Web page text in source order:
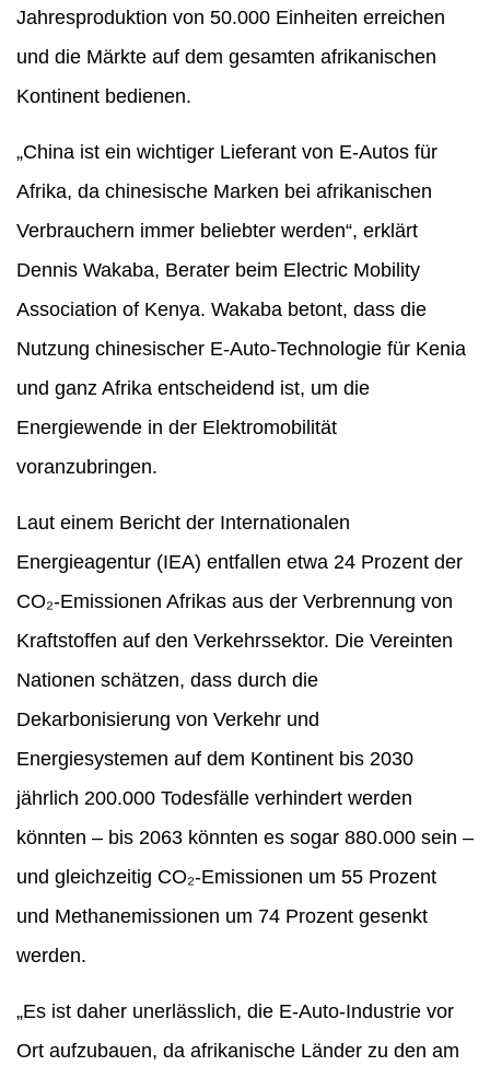
Jahresproduktion von 50.000 Einheiten erreichen
und die Märkte auf dem gesamten afrikanischen
Kontinent bedienen.
„China ist ein wichtiger Lieferant von E-Autos für
Afrika, da chinesische Marken bei afrikanischen
Verbrauchern immer beliebter werden“, erklärt
Dennis Wakaba, Berater beim Electric Mobility
Association of Kenya. Wakaba betont, dass die
Nutzung chinesischer E-Auto-Technologie für Kenia
und ganz Afrika entscheidend ist, um die
Energiewende in der Elektromobilität
voranzubringen.
Laut einem Bericht der Internationalen
Energieagentur (IEA) entfallen etwa 24 Prozent der
CO₂-Emissionen Afrikas aus der Verbrennung von
Kraftstoffen auf den Verkehrssektor. Die Vereinten
Nationen schätzen, dass durch die
Dekarbonisierung von Verkehr und
Energiesystemen auf dem Kontinent bis 2030
jährlich 200.000 Todesfälle verhindert werden
könnten – bis 2063 könnten es sogar 880.000 sein –
und gleichzeitig CO₂-Emissionen um 55 Prozent
und Methanemissionen um 74 Prozent gesenkt
werden.
„Es ist daher unerlässlich, die E-Auto-Industrie vor
Ort aufzubauen, da afrikanische Länder zu den am